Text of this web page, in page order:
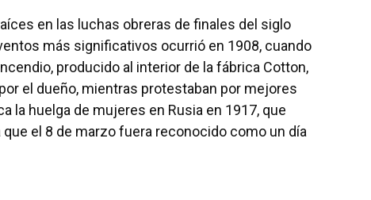
en las luchas obreras de finales del siglo
más significativos ocurrió en 1908, cuando
producido al interior de la fábrica Cotton,
el dueño, mientras protestaban por mejores
la huelga de mujeres en Rusia en 1917, que
el 8 de marzo fuera reconocido como un día